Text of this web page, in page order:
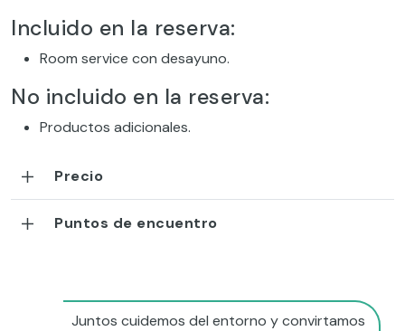
Incluido en la reserva:
Room service con desayuno.
No incluido en la reserva:
Productos adicionales.
Precio
Puntos de encuentro
Juntos cuidemos del entorno y convirtamos